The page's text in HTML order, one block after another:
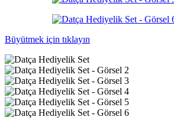
Büyütmek için tıklayın